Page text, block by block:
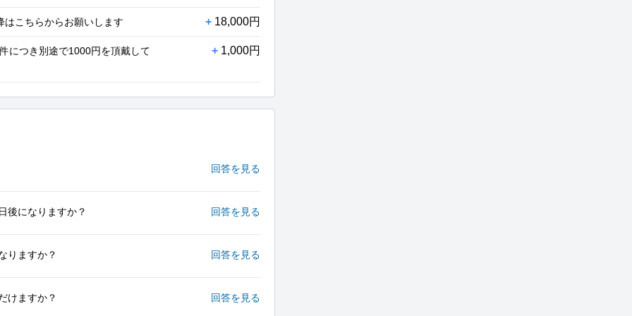
こちらからお願いします + 18,000円
につき別途で1000円を頂戴して + 1,000円
回答を見る
後になりますか？ 回答を見る
りますか？ 回答を見る
けますか？ 回答を見る